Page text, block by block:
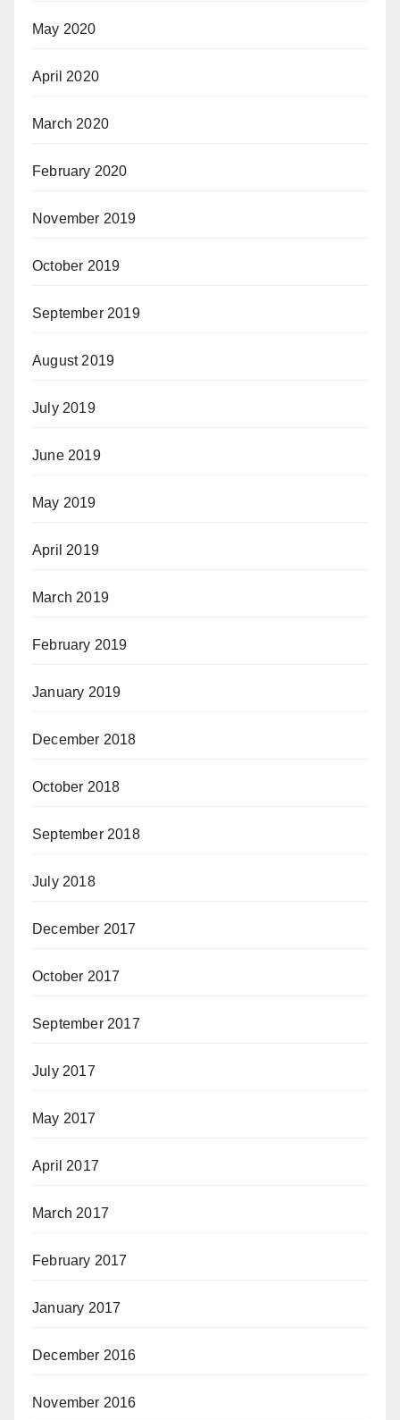
May 2020
April 2020
March 2020
February 2020
November 2019
October 2019
September 2019
August 2019
July 2019
June 2019
May 2019
April 2019
March 2019
February 2019
January 2019
December 2018
October 2018
September 2018
July 2018
December 2017
October 2017
September 2017
July 2017
May 2017
April 2017
March 2017
February 2017
January 2017
December 2016
November 2016